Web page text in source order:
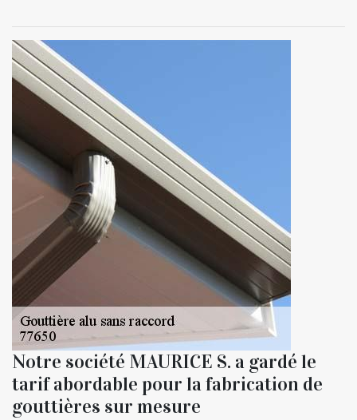
Notre société MAURICE S. a gardé le
tarif abordable pour la fabrication de
gouttières sur mesure